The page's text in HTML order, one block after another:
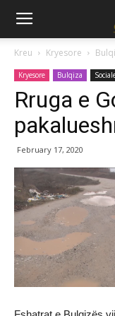
Kreu Kryesore
Kryesore Bulqiza
Rruga e
February 17, 2020